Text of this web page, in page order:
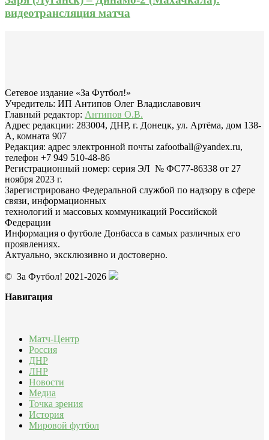
видеотрансляция матча
Сетевое издание «За Футбол!»
Учредитель: ИП Антипов Олег Владиславович
Главный редактор: Антипов О.В.
Адрес редакции: 283004, ДНР, г. Донецк, ул. Артёма, дом 138-
А, комната 907
Редакция: адрес электронной почты zafootball@yandex.ru,
телефон +7 949 510-48-86
Регистрационный номер: серия ЭЛ № ФС77-86338 от 27
ноября 2023 г.
Зарегистрировано Федеральной службой по надзору в сфере
связи, информационных
технологий и массовых коммуникаций Российской
Федерации
Информация о футболе Донбасса в самых различных его
проявлениях.
Актуально, эксклюзивно и достоверно.
© За Футбол! 2021-2026
Навигация
Матч-Центр
Россия
ДНР
ЛНР
Новости
Медиа
Точка зрения
История
Мировой футбол